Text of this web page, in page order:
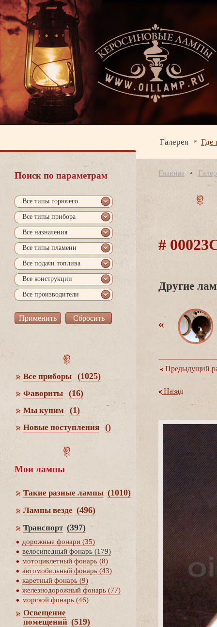
Галерея Где
Поиск по параметрам
се типы горючего
се типы прибора
се назначения
се типы пламени
се подачи топлива
се конструкции
се производители
се приборы (1025)
Фавориты (16)
Мы купим (1)
Новые поступления ()
Мои лампы
Такие разные лампы (1010)
Лампы везде (496)
Транспорт (397)
дорожные фонари (35)
елосипедный фонарь (179)
мотоциклетный фонарь (8)
автомобильный фонарь (43)
каретный фонарь (9)
железнодорожный фонарь (77)
морской фонарь (46)
Освещение
помещений (519)
Главная
#
Другие
Предыдущий
Назад